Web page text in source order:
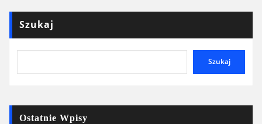
Szukaj
Szukaj
Ostatnie Wpisy